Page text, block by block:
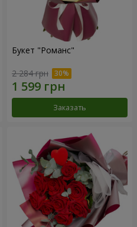
Букет "Романс"
2 284 грн
Заказать